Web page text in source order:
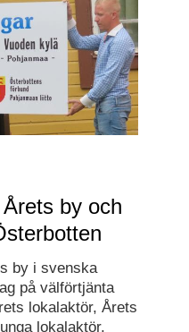
by och
by i svenska
på välförtjänta
lokalaktör, Årets
lokalaktör.